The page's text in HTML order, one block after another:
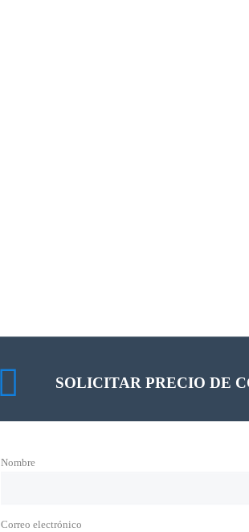
SOLICITAR PRECIO DE
Nombre
Correo electrónico